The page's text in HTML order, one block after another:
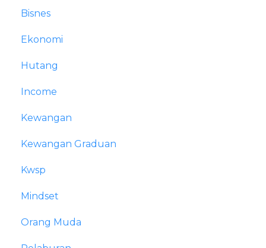
Bisnes
Ekonomi
Hutang
Income
Kewangan
Kewangan Graduan
Kwsp
Mindset
Orang Muda